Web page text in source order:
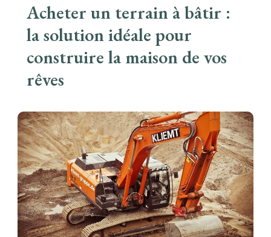
Acheter un terrain à bâtir :
la solution idéale pour
construire la maison de vos
rêves